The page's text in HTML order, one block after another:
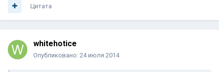
Цитата
whitehotice
Опубликовано: 24 июля 2014